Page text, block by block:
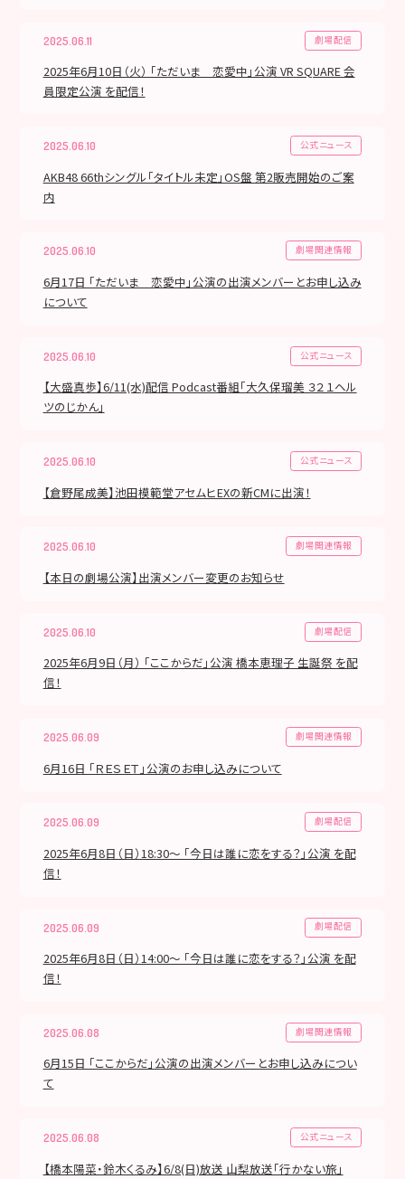
2025.06.11 劇場配信
2025年6月10日（火） 「ただいま 恋愛中」公演 VR SQUARE 会
員限定公演 を配信！
2025.06.10 公式ニュース
AKB48 66thシングル「タイトル未定」OS盤 第2販売開始のご案
内
2025.06.10 劇場関連情報
6月17日 「ただいま 恋愛中」公演の出演メンバーとお申し込み
について
2025.06.10 公式ニュース
【大盛真歩】6/11(水)配信 Podcast番組「大久保瑠美 ３２１ヘル
ツのじかん」
2025.06.10 公式ニュース
【倉野尾成美】池田模範堂アセムヒEXの新CMに出演！
2025.06.10 劇場関連情報
【本日の劇場公演】出演メンバー変更のお知らせ
2025.06.10 劇場配信
2025年6月9日（月） 「ここからだ」公演 橋本恵理子 生誕祭 を配
信！
2025.06.09 劇場関連情報
6月16日 「ＲＥＳＥＴ」公演のお申し込みについて
2025.06.09 劇場配信
2025年6月8日（日）18:30～ 「今日は誰に恋をする？」公演 を配
信！
2025.06.09 劇場配信
2025年6月8日（日）14:00～ 「今日は誰に恋をする？」公演 を配
信！
2025.06.08 劇場関連情報
6月15日 「ここからだ」公演の出演メンバーとお申し込みについ
て
2025.06.08 公式ニュース
【橋本陽菜・鈴木くるみ】6/8(日)放送 山梨放送「行かない旅」